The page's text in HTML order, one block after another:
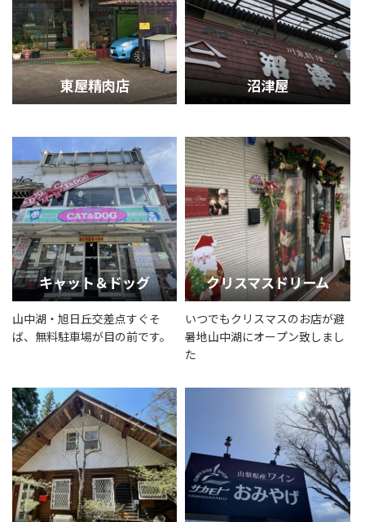
東屋精肉店 沼津屋
キャット＆ドッグ
山中湖・旭日丘交差点すぐそ
ば、無料駐車場が目の前です。
クリスマスドリーム
いつでもクリスマスのお店が避
暑地山中湖にオープン致しまし
た